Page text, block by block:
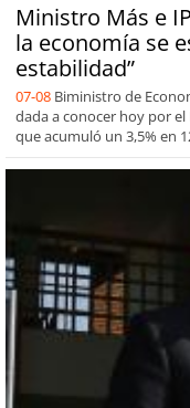
Ministro Más e
la economía se
estabilidad”
07-08 Biministro de
dada a conocer hoy por el
que acumuló un 3,5% en